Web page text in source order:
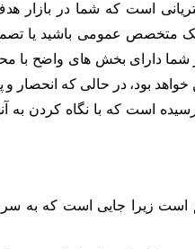
است که شما در بازار
متخصص عمومی باشید یا
شما دارای بخش های واضح با
خواهد بود، در حالی که انحصار
است که با نگاه کردن به
زیرا جایی است که به